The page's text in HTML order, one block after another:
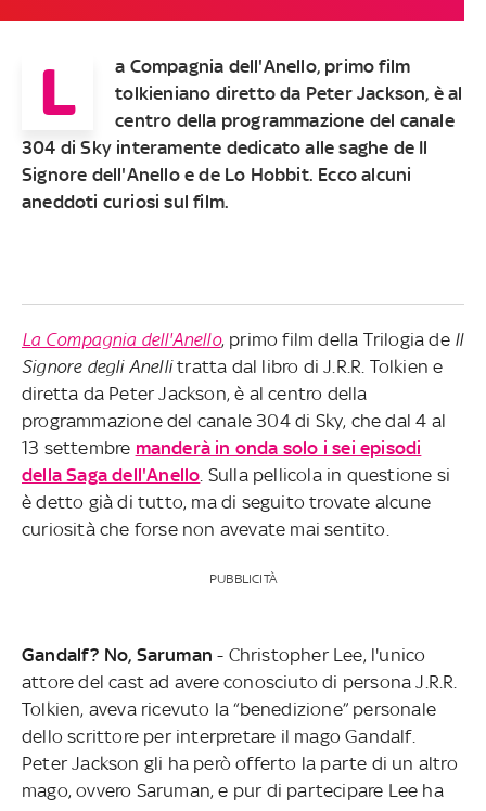
L
a Compagnia dell'Anello, primo film
tolkieniano diretto da Peter Jackson, è al
centro della programmazione del canale
304 di Sky interamente dedicato alle saghe de Il
Signore dell'Anello e de Lo Hobbit. Ecco alcuni
aneddoti curiosi sul film.
La Compagnia dell'Anello, primo film della Trilogia de Il
Signore degli Anellitratta dal libro di J.R.R. Tolkien e
diretta da Peter Jackson, è al centro della
programmazione del canale 304 di Sky, che dal 4 al
13 settembre manderà in onda solo i sei episodi
della Saga dell'Anello. Sulla pellicola in questione si
è detto già di tutto, ma di seguito trovate alcune
curiosità che forse non avevate mai sentito.
PUBBLICITÀ
Gandalf? No, Saruman - Christopher Lee, l'unico
attore del cast ad avere conosciuto di persona J.R.R.
Tolkien, aveva ricevuto la “benedizione” personale
dello scrittore per interpretare il mago Gandalf.
Peter Jackson gli ha però offerto la parte di un altro
mago, ovvero Saruman, e pur di partecipare Lee ha